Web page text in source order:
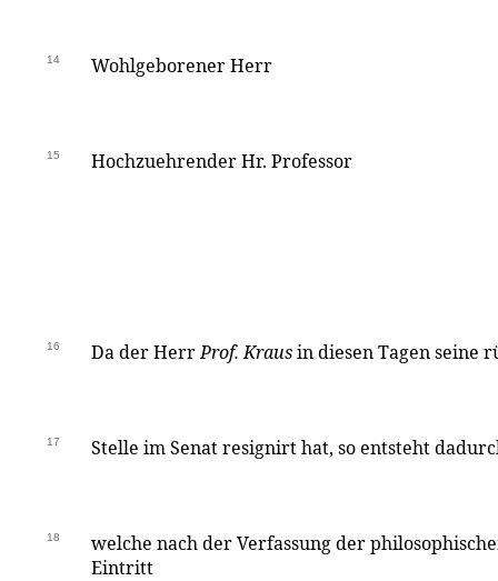
14 Wohlgeborener Herr
15 Hochzuehrender Hr. Professor
16 Da der HerrProf. Krausin diesen Tagen seine
17 Stelle im Senat resignirt hat, so entsteht
18
welche nach der Verfassung der
Eintritt